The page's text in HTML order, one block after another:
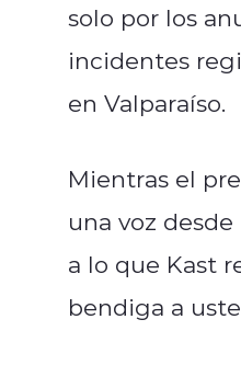
solo por los
incidentes
en Valparaíso.
Mientras el
una voz
a lo que Kast
bendiga a